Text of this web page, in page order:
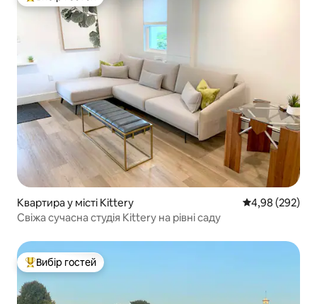
Квартира у місті Kittery Середня
4,98 (292)
Свіжа сучасна студія Kittery на рівні саду
Топ вибір гостей
Вибір гостей